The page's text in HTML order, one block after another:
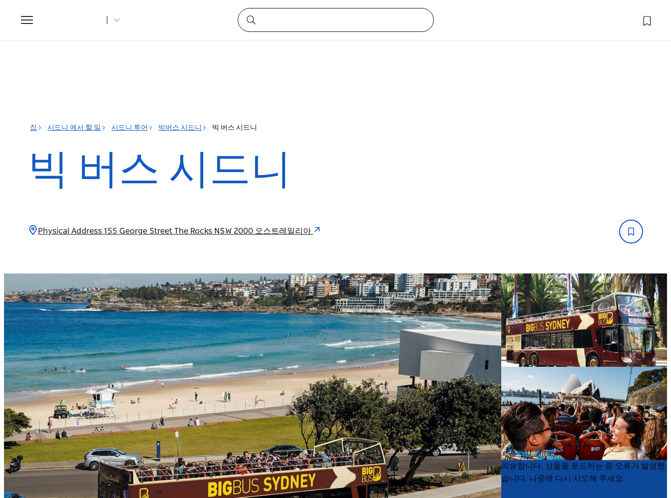
Toggle
navigation
집 시드니 에서 할 일 시드니 투어 빅버스 시드니 빅 버스 시드니
빅 버스 시드니
Physical Address 155 George Street The Rocks NSW 2000 오스트레일리아
Product
List
Product
List
죄송합니다. 상품을 로드하는 중 오류가 발생했
습니다. 나중에 다시 시도해 주세요.